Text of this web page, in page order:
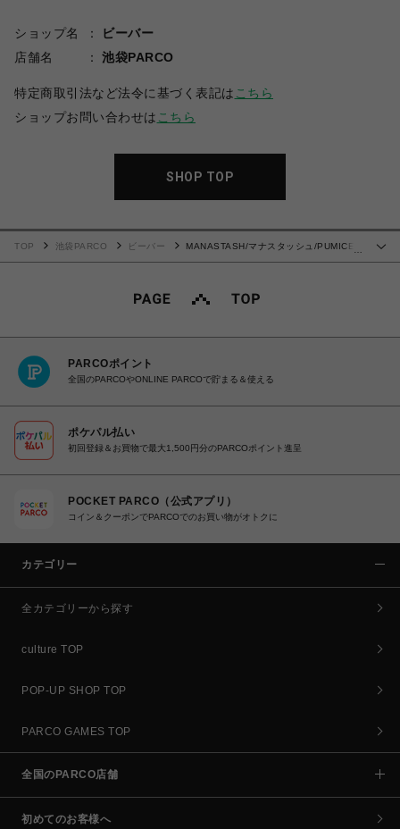
ショップ名
ビーバー
店舗名
池袋PARCO
特定商取引法など法令に基づく表記は こちら
ショップお問い合わせは こちら
SHOP TOP
TOP 池袋PARCO ビーバー
MANASTASH/マナスタッシュ/PUMICE
PARCOポイント
全国のPARCOやONLINE PARCOで貯まる＆使える
ポケパル払い
初回登録＆お買物で最大1,500円分のPARCOポイント進呈
POCKET PARCO（公式アプリ）
コイン＆クーポンでPARCOでのお買い物がオトクに
カテゴリー
全カテゴリーから探す
culture TOP
POP-UP SHOP TOP
PARCO GAMES TOP
全国のPARCO店舗
初めてのお客様へ